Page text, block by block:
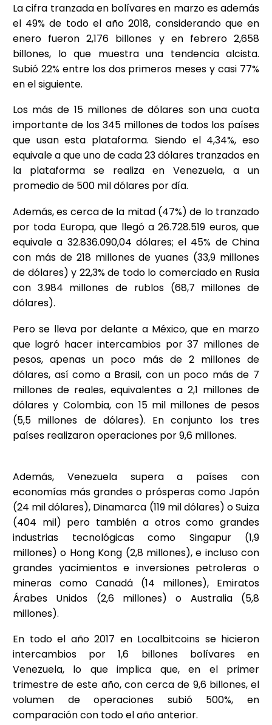
La cifra tranzada en bolívares en marzo es además
el 49% de todo el año 2018, considerando que en
enero fueron 2,176 billones y en febrero 2,658
billones, lo que muestra una tendencia alcista.
Subió 22% entre los dos primeros meses y casi 77%
en el siguiente.
Los más de 15 millones de dólares son una cuota
importante de los 345 millones de todos los países
que usan esta plataforma. Siendo el 4,34%, eso
equivale a que uno de cada 23 dólares tranzados en
la plataforma se realiza en Venezuela, a un
promedio de 500 mil dólares por día.
Además, es cerca de la mitad (47%) de lo tranzado
por toda Europa, que llegó a 26.728.519 euros, que
equivale a 32.836.090,04 dólares; el 45% de China
con más de 218 millones de yuanes (33,9 millones
de dólares) y 22,3% de todo lo comerciado en Rusia
con 3.984 millones de rublos (68,7 millones de
dólares).
Pero se lleva por delante a México, que en marzo
que logró hacer intercambios por 37 millones de
pesos, apenas un poco más de 2 millones de
dólares, así como a Brasil, con un poco más de 7
millones de reales, equivalentes a 2,1 millones de
dólares y Colombia, con 15 mil millones de pesos
(5,5 millones de dólares). En conjunto los tres
países realizaron operaciones por 9,6 millones.
Además, Venezuela supera a países con
economías más grandes o prósperas como Japón
(24 mil dólares), Dinamarca (119 mil dólares) o Suiza
(404 mil) pero también a otros como grandes
industrias tecnológicas como Singapur (1,9
millones) o Hong Kong (2,8 millones), e incluso con
grandes yacimientos e inversiones petroleras o
mineras como Canadá (14 millones), Emiratos
Árabes Unidos (2,6 millones) o Australia (5,8
millones).
En todo el año 2017 en Localbitcoins se hicieron
intercambios por 1,6 billones bolívares en
Venezuela, lo que implica que, en el primer
trimestre de este año, con cerca de 9,6 billones, el
volumen de operaciones subió 500%, en
comparación con todo el año anterior.